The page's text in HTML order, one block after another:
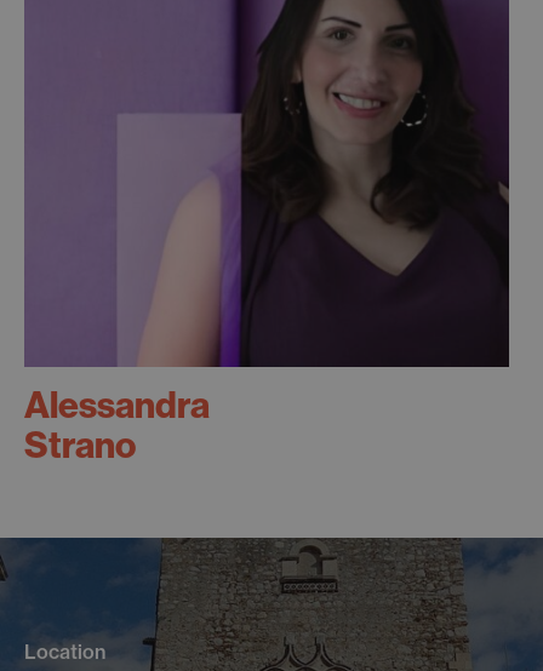
Alessandra
Strano
Location